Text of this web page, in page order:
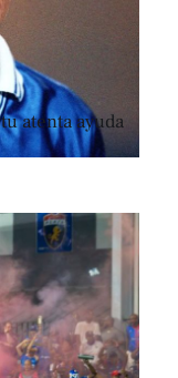
atenta ayuda